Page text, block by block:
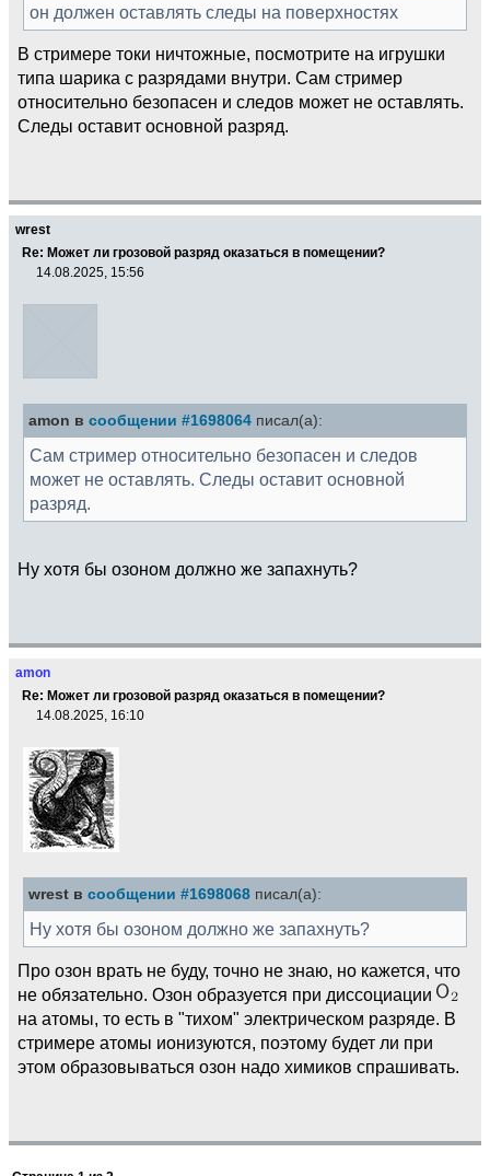
он должен оставлять следы на поверхностях
В стримере токи ничтожные, посмотрите на игрушки
типа шарика с разрядами внутри. Сам стример
относительно безопасен и следов может не оставлять.
Следы оставит основной разряд.
wrest
Re: Может ли грозовой разряд оказаться в помещении?
14.08.2025, 15:56
amon в сообщении #1698064 писал(а):
Сам стример относительно безопасен и следов
может не оставлять. Следы оставит основной
разряд.
Ну хотя бы озоном должно же запахнуть?
amon
Re: Может ли грозовой разряд оказаться в помещении?
14.08.2025, 16:10
wrest в сообщении #1698068 писал(а):
Ну хотя бы озоном должно же запахнуть?
Про озон врать не буду, точно не знаю, но кажется, что
не обязательно. Озон образуется при диссоциации
на атомы, то есть в "тихом" электрическом разряде. В
стримере атомы ионизуются, поэтому будет ли при
этом образовываться озон надо химиков спрашивать.